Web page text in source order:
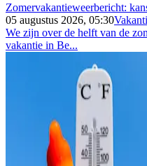
Zomervakantieweerbericht:
05 augustus 2026, 05:30
We zijn over de helft van de
vakantie in Be...